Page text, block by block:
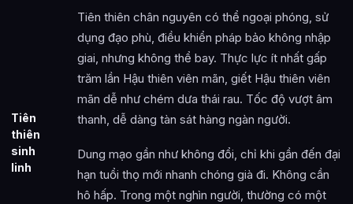
Tiên
thiên
sinh
linh
Tiên thiên chân nguyên có thể ngoại phóng, sử
dụng đạo phù, điều khiển pháp bảo không nhập
giai, nhưng không thể bay. Thực lực ít nhất gấp
trăm lần Hậu thiên viên mãn, giết Hậu thiên viên
mãn dễ như chém dưa thái rau. Tốc độ vượt âm
thanh, dễ dàng tàn sát hàng ngàn người.
Dung mạo gần như không đổi, chỉ khi gần đến đại
hạn tuổi thọ mới nhanh chóng già đi. Không cần
hô hấp. Trong một nghìn người, thường có một